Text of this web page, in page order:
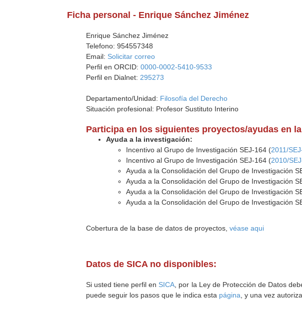
Ficha personal - Enrique Sánchez Jiménez
Enrique Sánchez Jiménez
Telefono: 954557348
Email: Solicitar correo
Perfil en ORCID:0000-0002-5410-9533
Perfil en Dialnet: 295273
Departamento/Unidad: Filosofía del Derecho
Situación profesional: Profesor Sustituto Interino
Participa en los siguientes proyectos/ayudas en
Ayuda a la investigación:
Incentivo al Grupo de Investigación SEJ-164 (2011/
Incentivo al Grupo de Investigación SEJ-164 (2010/
Ayuda a la Consolidación del Grupo de Investigación
Ayuda a la Consolidación del Grupo de Investigación
Ayuda a la Consolidación del Grupo de Investigación
Ayuda a la Consolidación del Grupo de Investigación
Cobertura de la base de datos de proyectos,véase aqui
Datos de SICA no disponibles:
Si usted tiene perfil en SICA , por la Ley de Protección de Datos
puede seguir los pasos que le indica esta página , y una vez